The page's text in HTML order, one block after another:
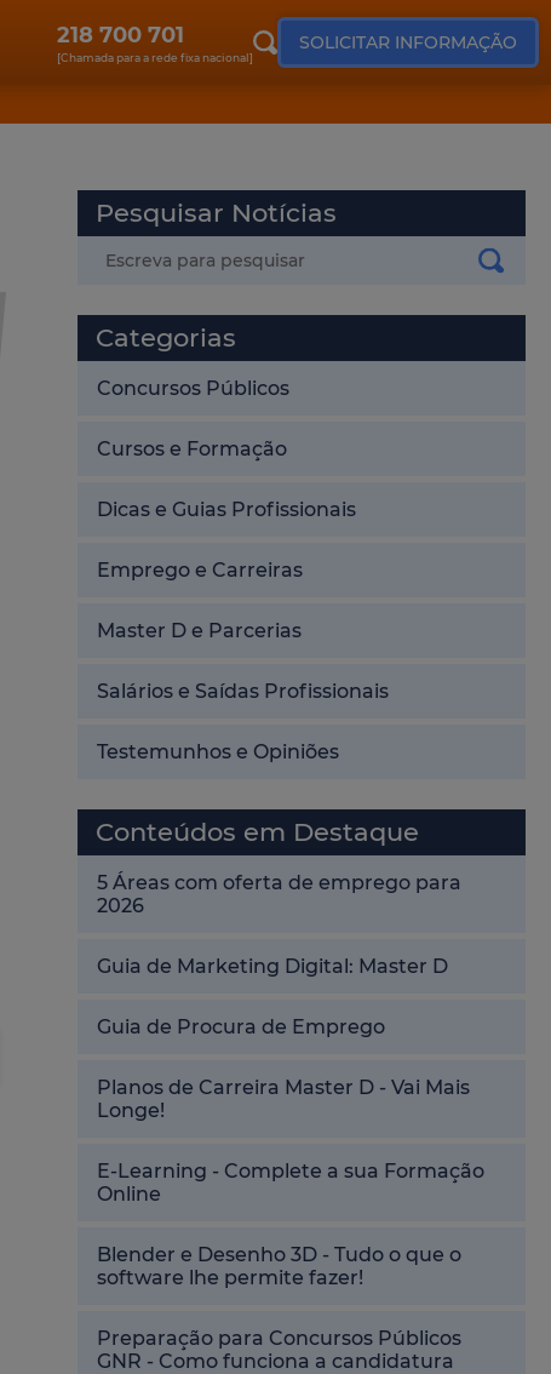
218 700 701
[Chamada para a rede fixa nacional]
SOLICITAR INFORMAÇÃO
Pesquisar Notícias
Categorias
Concursos Públicos
Cursos e Formação
Dicas e Guias Profissionais
Emprego e Carreiras
Master D e Parcerias
Salários e Saídas Profissionais
Testemunhos e Opiniões
Conteúdos em Destaque
5 Áreas com oferta de emprego para
2026
Guia de Marketing Digital: Master D
Guia de Procura de Emprego
Planos de Carreira Master D - Vai Mais
Longe!
E-Learning - Complete a sua Formação
Online
Blender e Desenho 3D - Tudo o que o
software lhe permite fazer!
Preparação para Concursos Públicos
GNR - Como funciona a candidatura